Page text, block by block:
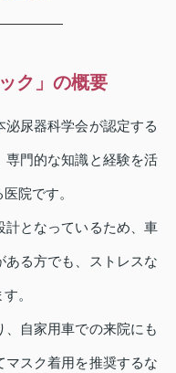
ク」の概要
尿器科学会が認定する
専門的な知識と経験を活
院です。
計となっているため、車
る方でも、ストレスな
。
自家用車での来院にも
スク着用を推奨するな